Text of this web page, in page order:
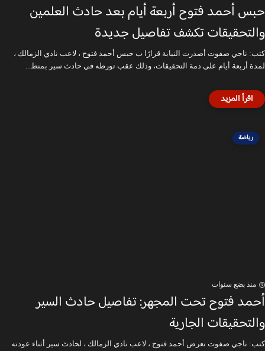
حبس أحمد فتوح أربعة أيام بعد حادث العلمين
والتحقيقات تكشف تفاصيل جديدة
كتب: ناجي صفوت أصدرت النيابة قرارًا ب حبس أحمد فتوح ، لاعب نادي الزمالك ،
لمدة أربعة أيام على ذمة التحقيقات، وذلك عقب تورطه في حادث سير بمنط...
رياضة
منذ بضع سنوات
أحمد فتوح تحت المجهر: تفاصيل حادث السير
والتحقيقات الجارية
كتب: ناجي صفوت تعرض أحمد فتوح ، لاعب نادي الزمالك ، لحادث سير أثناء عودته